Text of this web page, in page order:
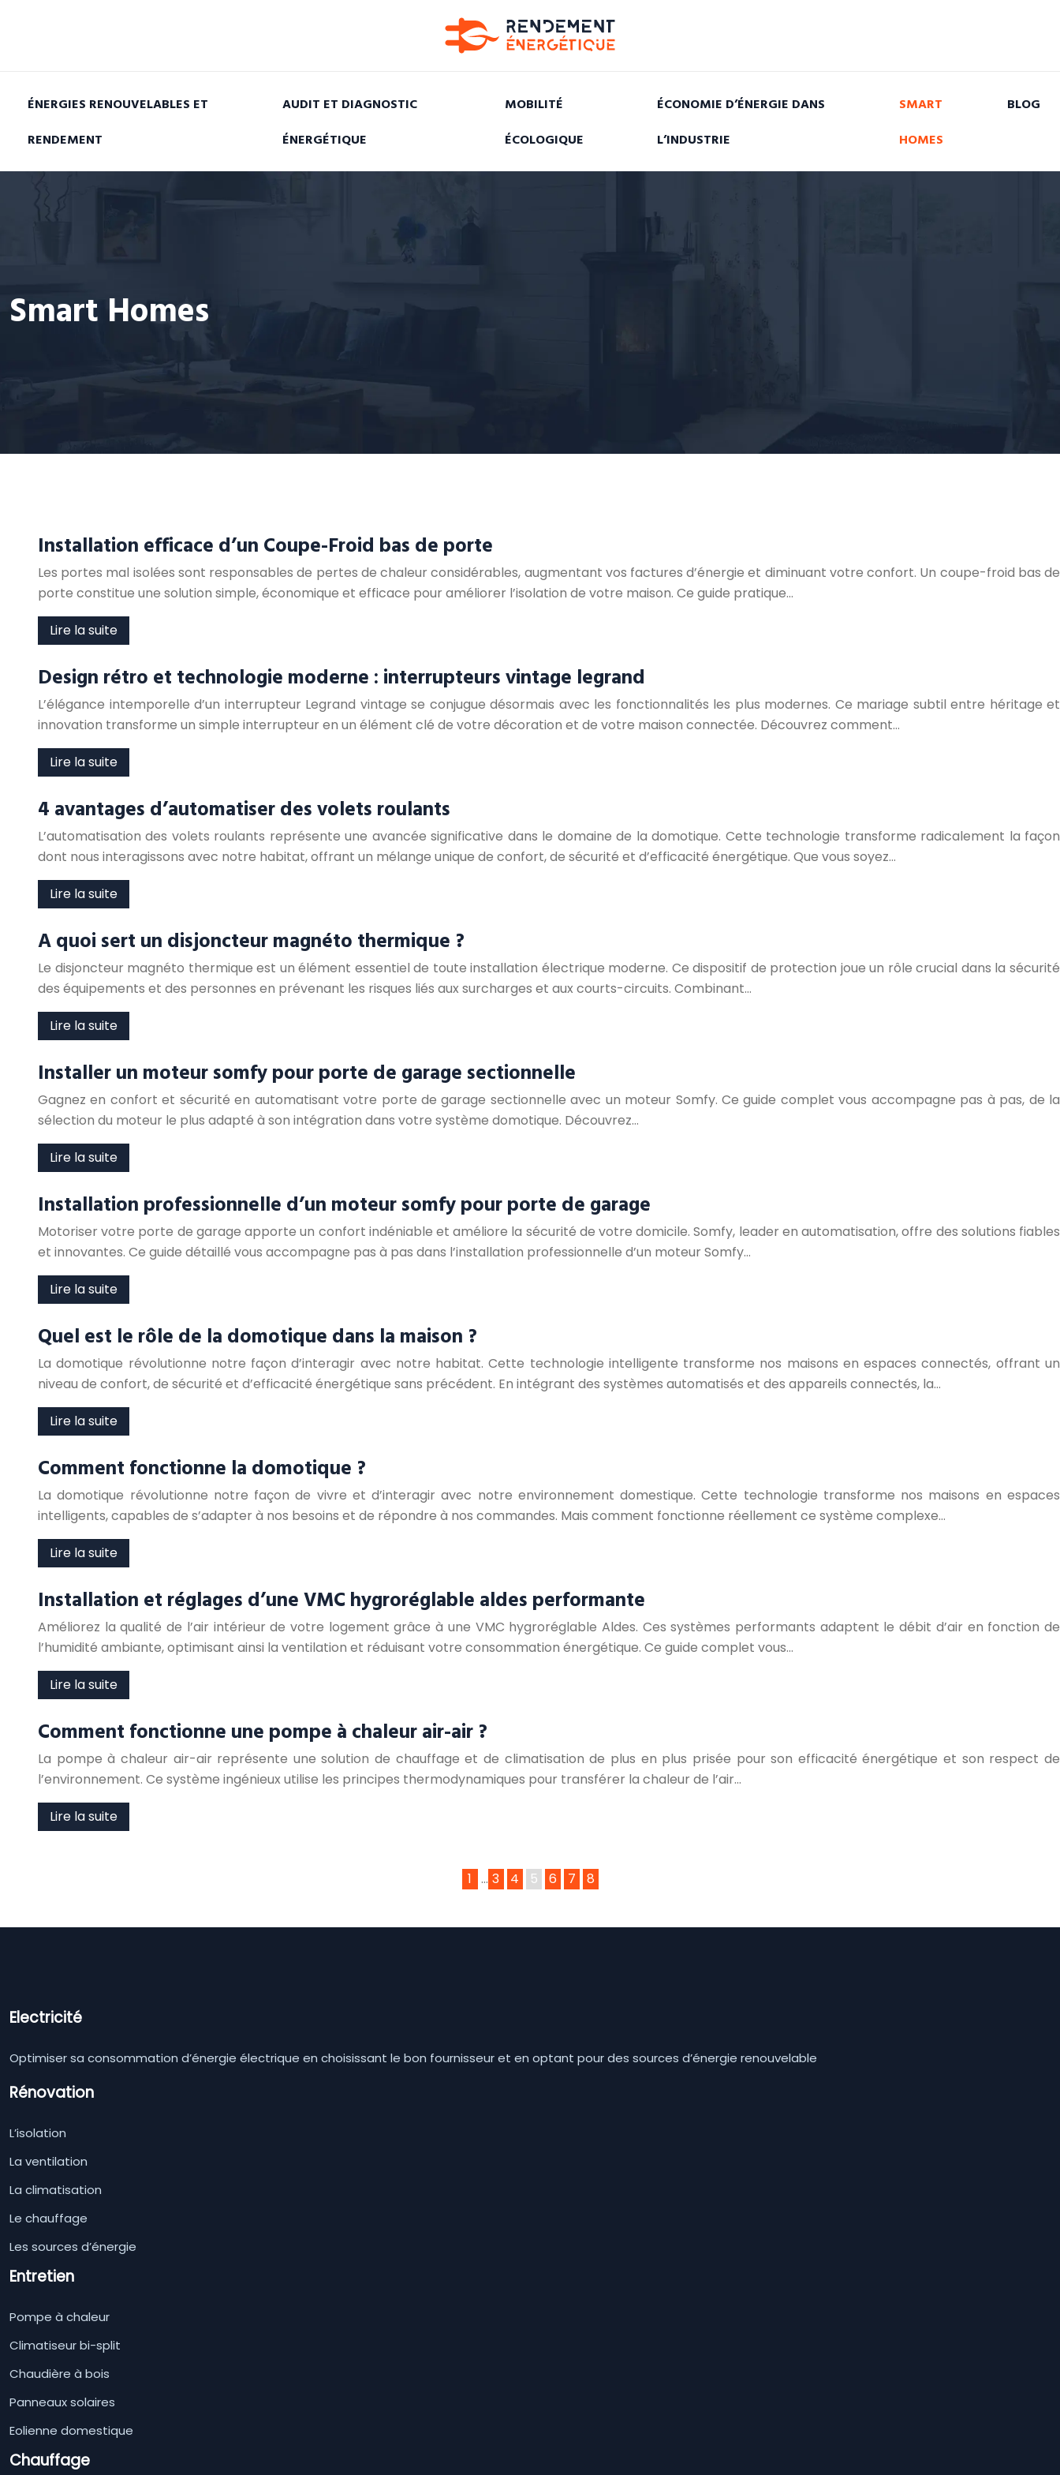
ÉNERGIES RENOUVELABLES ET
RENDEMENT
AUDIT ET DIAGNOSTIC
ÉNERGÉTIQUE
MOBILITÉ
ÉCOLOGIQUE
ÉCONOMIE D’ÉNERGIE DANS
L’INDUSTRIE
SMART
HOMES
BLOG
Smart Homes
Installation efficace d’un Coupe-Froid bas de porte
Les portes mal isolées sont responsables de pertes de chaleur considérables, augmentant vos factures d’énergie et diminuant votre confort. Un coupe-froid bas de
porte constitue une solution simple, économique et efficace pour améliorer l’isolation de votre maison. Ce guide pratique…
Lire la suite
Design rétro et technologie moderne : interrupteurs vintage legrand
L’élégance intemporelle d’un interrupteur Legrand vintage se conjugue désormais avec les fonctionnalités les plus modernes. Ce mariage subtil entre héritage et
innovation transforme un simple interrupteur en un élément clé de votre décoration et de votre maison connectée. Découvrez comment…
Lire la suite
4 avantages d’automatiser des volets roulants
L’automatisation des volets roulants représente une avancée significative dans le domaine de la domotique. Cette technologie transforme radicalement la façon
dont nous interagissons avec notre habitat, offrant un mélange unique de confort, de sécurité et d’efficacité énergétique. Que vous soyez…
Lire la suite
A quoi sert un disjoncteur magnéto thermique ?
Le disjoncteur magnéto thermique est un élément essentiel de toute installation électrique moderne. Ce dispositif de protection joue un rôle crucial dans la sécurité
des équipements et des personnes en prévenant les risques liés aux surcharges et aux courts-circuits. Combinant…
Lire la suite
Installer un moteur somfy pour porte de garage sectionnelle
Gagnez en confort et sécurité en automatisant votre porte de garage sectionnelle avec un moteur Somfy. Ce guide complet vous accompagne pas à pas, de la
sélection du moteur le plus adapté à son intégration dans votre système domotique. Découvrez…
Lire la suite
Installation professionnelle d’un moteur somfy pour porte de garage
Motoriser votre porte de garage apporte un confort indéniable et améliore la sécurité de votre domicile. Somfy, leader en automatisation, offre des solutions fiables
et innovantes. Ce guide détaillé vous accompagne pas à pas dans l’installation professionnelle d’un moteur Somfy…
Lire la suite
Quel est le rôle de la domotique dans la maison ?
La domotique révolutionne notre façon d’interagir avec notre habitat. Cette technologie intelligente transforme nos maisons en espaces connectés, offrant un
niveau de confort, de sécurité et d’efficacité énergétique sans précédent. En intégrant des systèmes automatisés et des appareils connectés, la…
Lire la suite
Comment fonctionne la domotique ?
La domotique révolutionne notre façon de vivre et d’interagir avec notre environnement domestique. Cette technologie transforme nos maisons en espaces
intelligents, capables de s’adapter à nos besoins et de répondre à nos commandes. Mais comment fonctionne réellement ce système complexe…
Lire la suite
Installation et réglages d’une VMC hygroréglable aldes performante
Améliorez la qualité de l’air intérieur de votre logement grâce à une VMC hygroréglable Aldes. Ces systèmes performants adaptent le débit d’air en fonction de
l’humidité ambiante, optimisant ainsi la ventilation et réduisant votre consommation énergétique. Ce guide complet vous…
Lire la suite
Comment fonctionne une pompe à chaleur air-air ?
La pompe à chaleur air-air représente une solution de chauffage et de climatisation de plus en plus prisée pour son efficacité énergétique et son respect de
l’environnement. Ce système ingénieux utilise les principes thermodynamiques pour transférer la chaleur de l’air…
Lire la suite
1 … 3 4 5 6 7 8
Electricité
Optimiser sa consommation d’énergie électrique en choisissant le bon fournisseur et en optant pour des sources d’énergie renouvelable
Rénovation
L’isolation
La ventilation
La climatisation
Le chauffage
Les sources d’énergie
Entretien
Pompe à chaleur
Climatiseur bi-split
Chaudière à bois
Panneaux solaires
Eolienne domestique
Chauffage